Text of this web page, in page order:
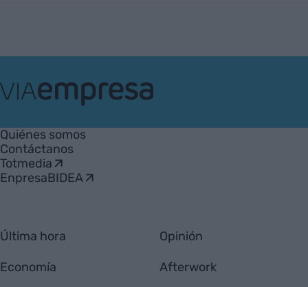
Empresa
Quiénes somos
Contáctanos
Totmedia
EnpresaBIDEA
Última hora
Economía
Opinión
Afterwork